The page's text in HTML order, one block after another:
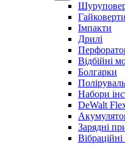
Гайковерти
Імпакти
Дрилі
Відбійні
Болгарки
Набори
DeWalt
Зарядні